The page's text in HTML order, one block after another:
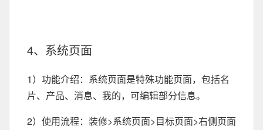
4、系统页面
1）功能介绍：系统页面是特殊功能页面，包括名
片、产品、消息、我的，可编辑部分信息。
2）使用流程：装修>系统页面>目标页面>右侧页面